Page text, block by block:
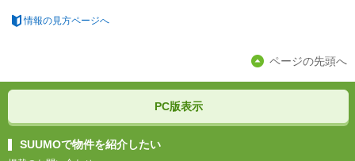
情報の見方ページへ
ページの先頭へ
PC版表示
SUUMOで物件を紹介したい